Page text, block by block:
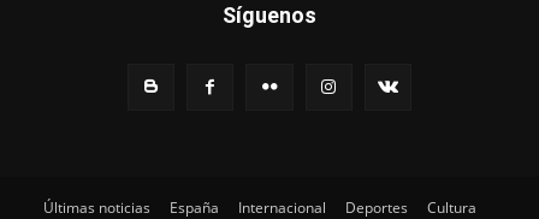
Síguenos
Últimas noticias España Internacional Deportes Cultura